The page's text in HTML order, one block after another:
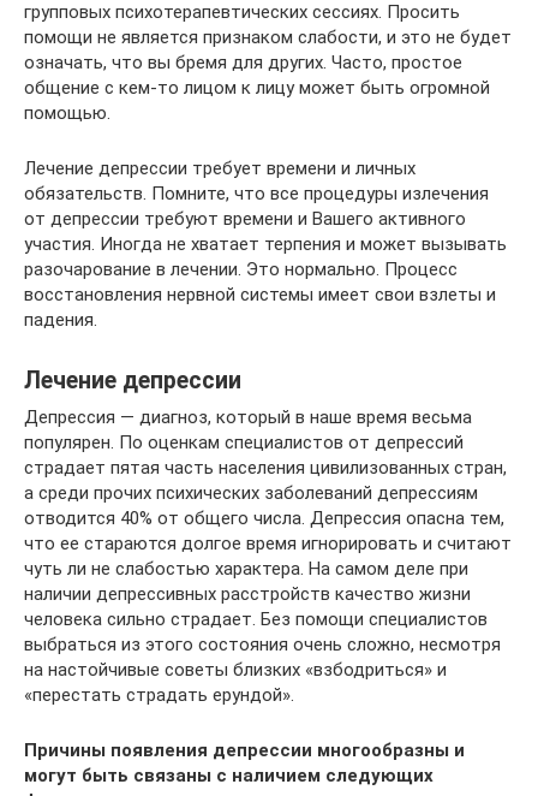
групповых психотерапевтических сессиях. Просить
помощи не является признаком слабости, и это не будет
означать, что вы бремя для других. Часто, простое
общение с кем-то лицом к лицу может быть огромной
помощью.
Лечение депрессии требует времени и личных
обязательств. Помните, что все процедуры излечения
от депрессии требуют времени и Вашего активного
участия. Иногда не хватает терпения и может вызывать
разочарование в лечении. Это нормально. Процесс
восстановления нервной системы имеет свои взлеты и
падения.
Лечение депрессии
Депрессия — диагноз, который в наше время весьма
популярен. По оценкам специалистов от депрессий
страдает пятая часть населения цивилизованных стран,
а среди прочих психических заболеваний депрессиям
отводится 40% от общего числа. Депрессия опасна тем,
что ее стараются долгое время игнорировать и считают
чуть ли не слабостью характера. На самом деле при
наличии депрессивных расстройств качество жизни
человека сильно страдает. Без помощи специалистов
выбраться из этого состояния очень сложно, несмотря
на настойчивые советы близких «взбодриться» и
«перестать страдать ерундой».
Причины появления депрессии многообразны и
могут быть связаны с наличием следующих